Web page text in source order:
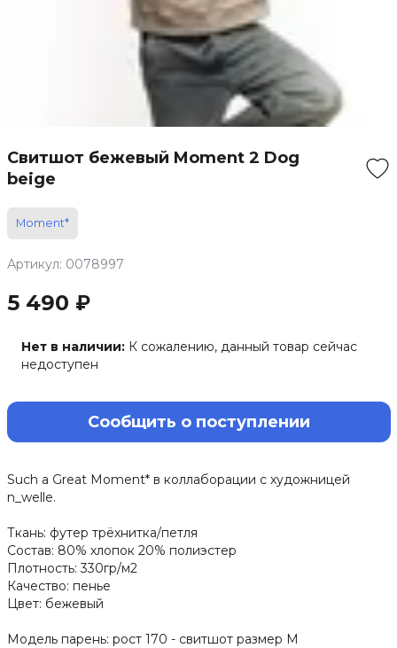
Свитшот бежевый Moment 2 Dog
beige
Moment*
Артикул: 0078997
5 490 ₽
Нет в наличии: К сожалению, данный товар сейчас
недоступен
Сообщить о поступлении
Such a Great Moment* в коллаборации с художницей
n_welle.
Ткань: футер трёхнитка/петля
Состав: 80% хлопок 20% полиэстер
Плотность: 330гр/м2
Качество: пенье
Цвет: бежевый
Модель парень: рост 170 - свитшот размер М